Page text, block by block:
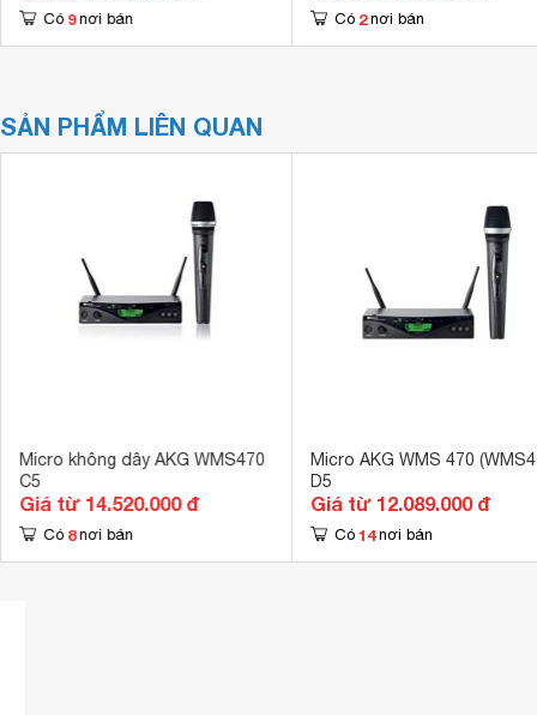
Có 9 nơi bán Có 2 nơi bán
SẢN PHẨM LIÊN QUAN
Micro không dây AKG WMS470
C5
Giá từ 14.520.000 đ
Có 8 nơi bán
Micro AKG WMS 470
D5
Giá từ 12.089.000 đ
Có 14 nơi bán